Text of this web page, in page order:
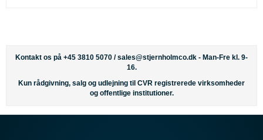
Kontakt os på +45 3810 5070 /sales@stjernholmco.dk - Man-Fre kl. 9-
16.
Kun rådgivning, salg og udlejning til CVR registrerede virksomheder
og offentlige institutioner.